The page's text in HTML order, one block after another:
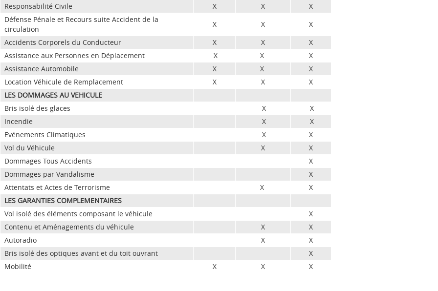
Responsabilité Civile
X X
X
Défense Pénale et Recours suite Accident de la
circulation
X X
X
Accidents Corporels du Conducteur
X X
X
Assistance aux Personnes en Déplacement
X X
X
Assistance Automobile
X X
X
Location Véhicule de Remplacement
X X
X
LES DOMMAGES AU VEHICULE
Bris isolé des glaces
X
X
Incendie
X
X
Evénements Climatiques
X
X
Vol du Véhicule
X
X
Dommages Tous Accidents
X
Dommages par Vandalisme
X
Attentats et Actes de Terrorisme
X
X
LES GARANTIES COMPLEMENTAIRES
Vol isolé des éléments composant le véhicule
X
Contenu et Aménagements du véhicule
X
X
Autoradio
X
X
Bris isolé des optiques avant et du toit ouvrant
X
Mobilité
X X X